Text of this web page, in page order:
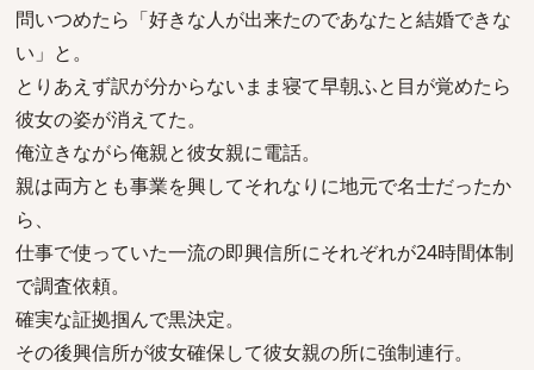
問いつめたら「好きな人が出来たのであなたと結婚できな
い」と。
とりあえず訳が分からないまま寝て早朝ふと目が覚めたら
彼女の姿が消えてた。
俺泣きながら俺親と彼女親に電話。
親は両方とも事業を興してそれなりに地元で名士だったか
ら、
仕事で使っていた一流の即興信所にそれぞれが24時間体制
で調査依頼。
確実な証拠掴んで黒決定。
その後興信所が彼女確保して彼女親の所に強制連行。